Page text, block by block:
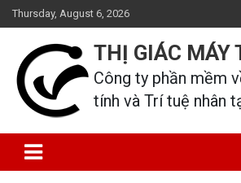
Skip
to
content
Thursday, August 6, 2026
THỊ GIÁC MÁY
Công ty phần mềm
tính và Trí tuệ nhân